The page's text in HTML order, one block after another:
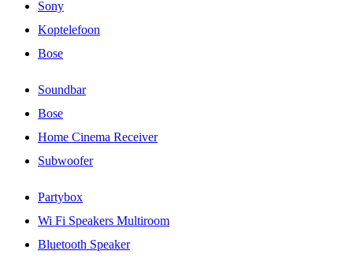
Sony
Koptelefoon
Bose
Soundbar
Bose
Home Cinema Receiver
Subwoofer
Partybox
Wi Fi Speakers Multiroom
Bluetooth Speaker